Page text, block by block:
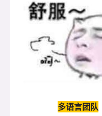
多语言团队